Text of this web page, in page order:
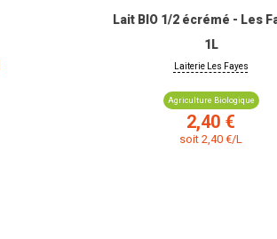
Lait BIO 1/2 écrémé - Les
1L
Laiterie Les Fayes
Agriculture Biologique
Prix
2,40 €
soit 2,40 €/L